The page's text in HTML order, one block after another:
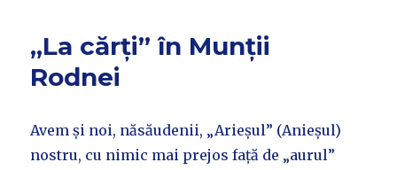
„La cărți” în Munții
Rodnei
Avem și noi, năsăudenii, „Arieșul” (Anieșul)
nostru, cu nimic mai prejos față de „aurul”